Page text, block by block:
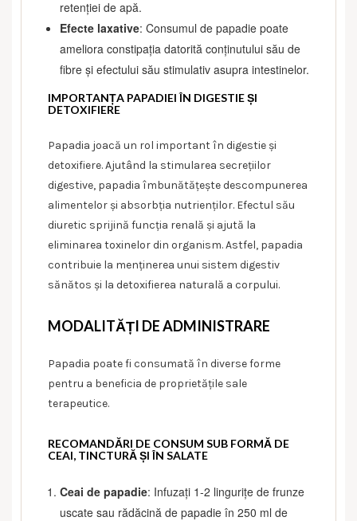
retenției de apă.
Efecte laxative: Consumul de papadie poate
ameliora constipația datorită conținutului său de
fibre și efectului său stimulativ asupra intestinelor.
IMPORTANȚA PAPADIEI ÎN DIGESTIE ȘI
DETOXIFIERE
Papadia joacă un rol important în digestie și
detoxifiere. Ajutând la stimularea secrețiilor
digestive, papadia îmbunătățește descompunerea
alimentelor și absorbția nutrienților. Efectul său
diuretic sprijină funcția renală și ajută la
eliminarea toxinelor din organism. Astfel, papadia
contribuie la menținerea unui sistem digestiv
sănătos și la detoxifierea naturală a corpului.
MODALITĂȚI DE ADMINISTRARE
Papadia poate fi consumată în diverse forme
pentru a beneficia de proprietățile sale
terapeutice.
RECOMANDĂRI DE CONSUM SUB FORMĂ DE
CEAI, TINCTURĂ ȘI ÎN SALATE
Ceai de papadie: Infuzați 1-2 lingurițe de frunze
uscate sau rădăcină de papadie în 250 ml de